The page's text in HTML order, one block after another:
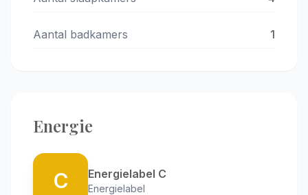
Aantal badkamers 1
Energie
C Energielabel C
Energielabel